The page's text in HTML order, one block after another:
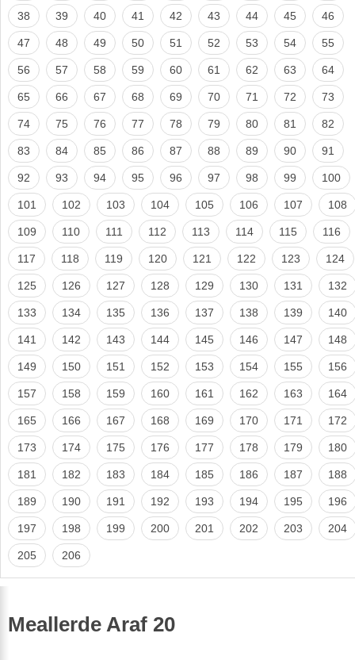
38 39 40 41 42 43 44 45 46
47 48 49 50 51 52 53 54 55
56 57 58 59 60 61 62 63 64
65 66 67 68 69 70 71 72 73
74 75 76 77 78 79 80 81 82
83 84 85 86 87 88 89 90 91
92 93 94 95 96 97 98 99 100
101 102 103 104 105 106 107 108
109 110 111 112 113 114 115 116
117 118 119 120 121 122 123 124
125 126 127 128 129 130 131 132
133 134 135 136 137 138 139 140
141 142 143 144 145 146 147 148
149 150 151 152 153 154 155 156
157 158 159 160 161 162 163 164
165 166 167 168 169 170 171 172
173 174 175 176 177 178 179 180
181 182 183 184 185 186 187 188
189 190 191 192 193 194 195 196
197 198 199 200 201 202 203 204
205 206
Meallerde Araf 20